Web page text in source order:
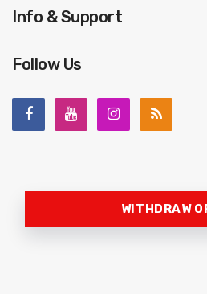
Info & Support
Follow Us
WITHDRAW